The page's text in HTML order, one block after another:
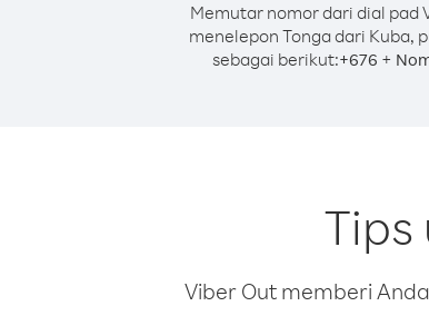
Memutar nomor dari dial pad
menelepon Tonga dari Kuba,
sebagai berikut:+676 +
Viber Out memberi